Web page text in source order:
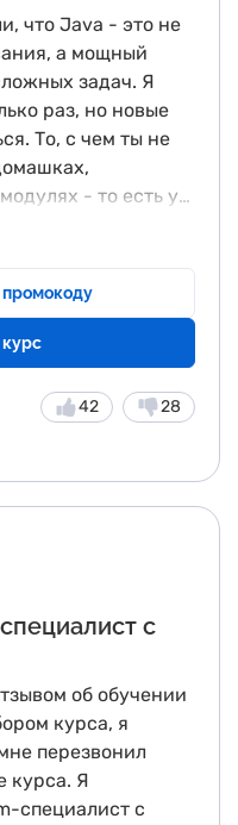
что Java - это не
а мощный
задач. Я
раз, но новые
То, с чем ты не
- то есть у
и
но и вдохновил
будут
путем и готова
промокоду
курс
28
42
с
об обучении
курса, я
перезвонил
курса. Я
специалист с